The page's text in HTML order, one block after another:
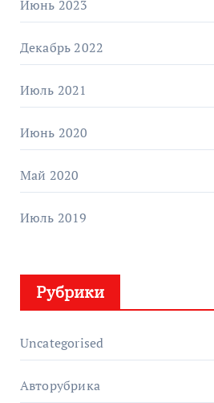
Июнь 2023
Декабрь 2022
Июль 2021
Июнь 2020
Май 2020
Июль 2019
Рубрики
Uncategorised
Авторубрика